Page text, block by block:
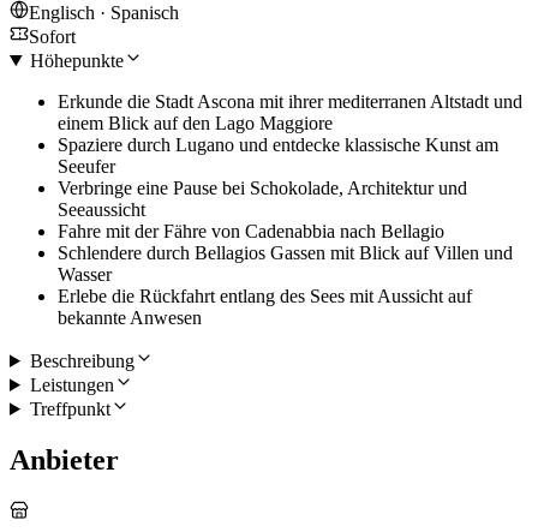
Englisch · Spanisch
Sofort
Höhepunkte
Erkunde die Stadt Ascona mit ihrer mediterranen Altstadt und
einem Blick auf den Lago Maggiore
Spaziere durch Lugano und entdecke klassische Kunst am
Seeufer
Verbringe eine Pause bei Schokolade, Architektur und
Seeaussicht
Fahre mit der Fähre von Cadenabbia nach Bellagio
Schlendere durch Bellagios Gassen mit Blick auf Villen und
Wasser
Erlebe die Rückfahrt entlang des Sees mit Aussicht auf
bekannte Anwesen
Beschreibung
Leistungen
Treffpunkt
Anbieter